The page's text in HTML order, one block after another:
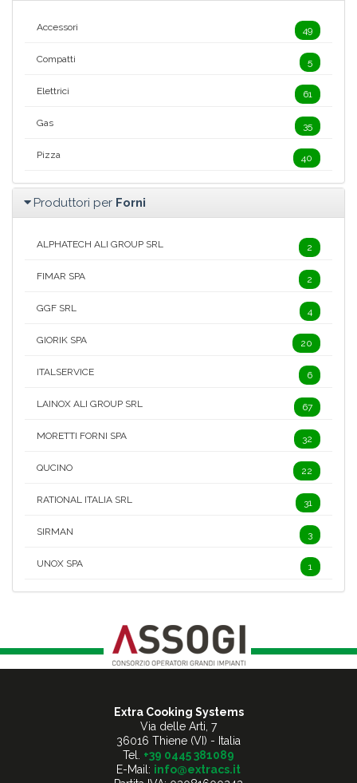
Accessori 49
Compatti 5
Elettrici 61
Gas 35
Pizza 40
Produttori per Forni
ALPHATECH ALI GROUP SRL 2
FIMAR SPA 2
GGF SRL 4
GIORIK SPA 20
ITALSERVICE 6
LAINOX ALI GROUP SRL 67
MORETTI FORNI SPA 32
QUCINO 22
RATIONAL ITALIA SRL 31
SIRMAN 3
UNOX SPA 1
Extra Cooking Systems
Via delle Arti, 7
36016 Thiene (VI) - Italia
Tel. +39 0445 381089
E-Mail: info@extracs.it